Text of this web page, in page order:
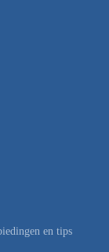
en tips